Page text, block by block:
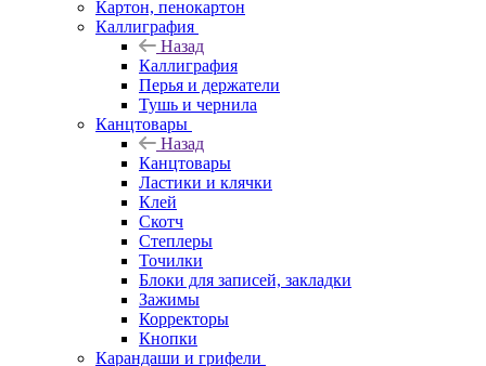
Картон, пенокартон
Каллиграфия
Назад
Каллиграфия
Перья и держатели
Тушь и чернила
Канцтовары
Назад
Канцтовары
Ластики и клячки
Клей
Скотч
Степлеры
Точилки
Блоки для записей, закладки
Зажимы
Корректоры
Кнопки
Карандаши и грифели